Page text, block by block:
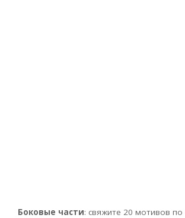
Боковые части: свяжите 20 мотивов по